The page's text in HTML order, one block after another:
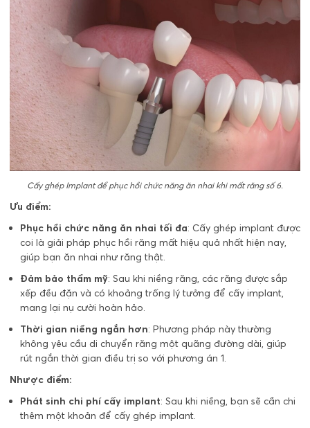
Cấy ghép Implant để phục hồi chức năng ăn nhai khi mất răng số 6.
Ưu điểm:
Phục hồi chức năng ăn nhai tối đa: Cấy ghép implant được
coi là giải pháp phục hồi răng mất hiệu quả nhất hiện nay,
giúp bạn ăn nhai như răng thật.
Đảm bảo thẩm mỹ: Sau khi niềng răng, các răng được sắp
xếp đều đặn và có khoảng trống lý tưởng để cấy implant,
mang lại nụ cười hoàn hảo.
Thời gian niềng ngắn hơn: Phương pháp này thường
không yêu cầu di chuyển răng một quãng đường dài, giúp
rút ngắn thời gian điều trị so với phương án 1.
Nhược điểm:
Phát sinh chi phí cấy implant: Sau khi niềng, bạn sẽ cần chi
thêm một khoản để cấy ghép implant.